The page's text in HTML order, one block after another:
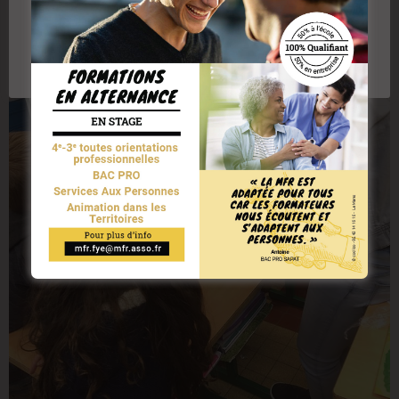
de la MFR de FyéPlus d'informations sur les cookies en cliquant ici
Accepter les cookies Rejeter les cookies
Réglages des cookies